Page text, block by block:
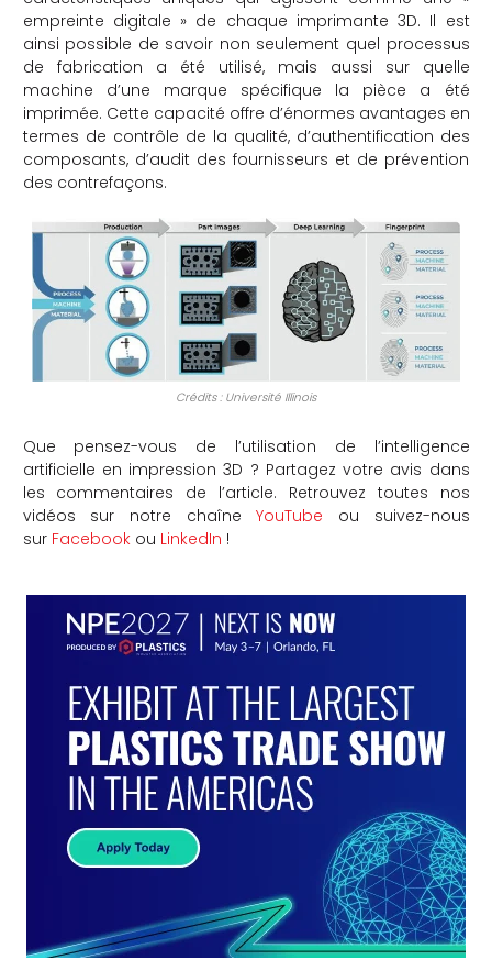
empreinte digitale » de chaque imprimante 3D. Il est
ainsi possible de savoir non seulement quel processus
de fabrication a été utilisé, mais aussi sur quelle
machine d’une marque spécifique la pièce a été
imprimée. Cette capacité offre d’énormes avantages en
termes de contrôle de la qualité, d’authentification des
composants, d’audit des fournisseurs et de prévention
des contrefaçons.
Crédits : Université Illinois
Que pensez-vous de l’utilisation de l’intelligence
artificielle en impression 3D ? Partagez votre avis dans
les commentaires de l’article. Retrouvez toutes nos
vidéos sur notre chaîneYouTube ou suivez-nous
sur Facebookou LinkedIn !